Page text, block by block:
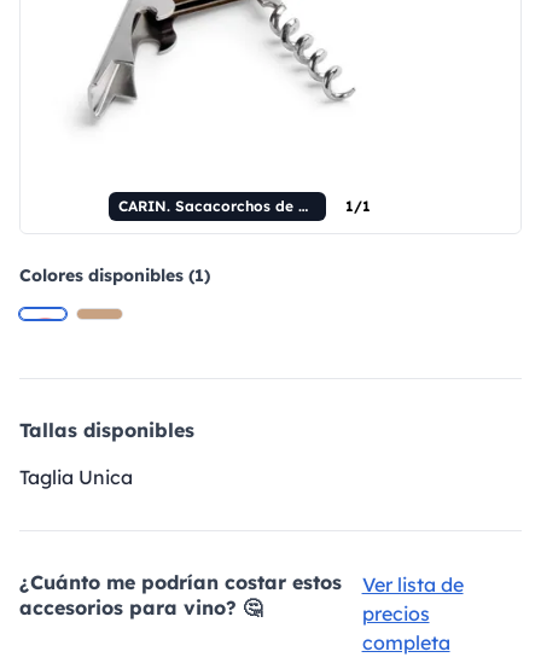
CARIN. Sacacorchos de madera 1/1
Colores disponibles (1)
Tallas disponibles
Taglia Unica
¿Cuánto me podrían costar estos
accesorios para vino? 🤔
Ver lista de
precios
completa